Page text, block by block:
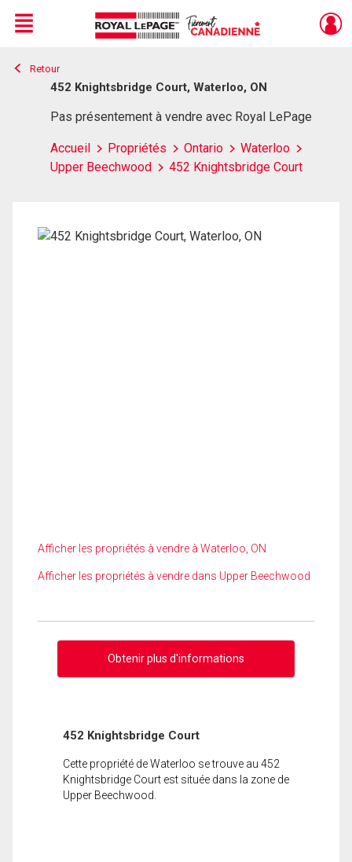
Live
En Direct
Menu
Retour
452 Knightsbridge Court, Waterloo, ON
Pas présentement à vendre avec Royal LePage
Accueil Propriétés Ontario
Waterloo
Upper Beechwood
452 Knightsbridge Court
Afficher les propriétés à vendre à Waterloo, ON
Afficher les propriétés à vendre dans Upper Beechwood
Obtenir plus d'informations
452 Knightsbridge Court
Cette propriété de Waterloo se trouve au 452
Knightsbridge Court est située dans la zone de
Upper Beechwood.